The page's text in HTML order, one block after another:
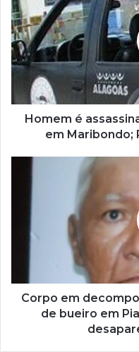
Homem é
em Maribondo;
Corpo em
de bueiro em